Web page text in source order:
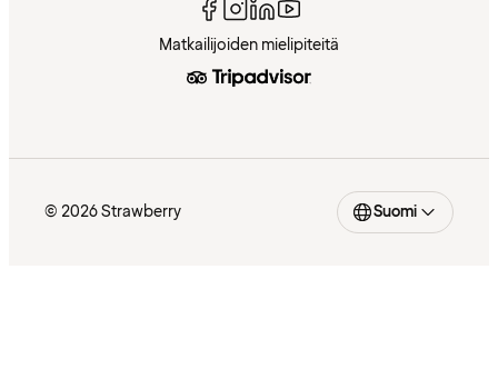
Matkailijoiden mielipiteitä
© 2026 Strawberry Suomi